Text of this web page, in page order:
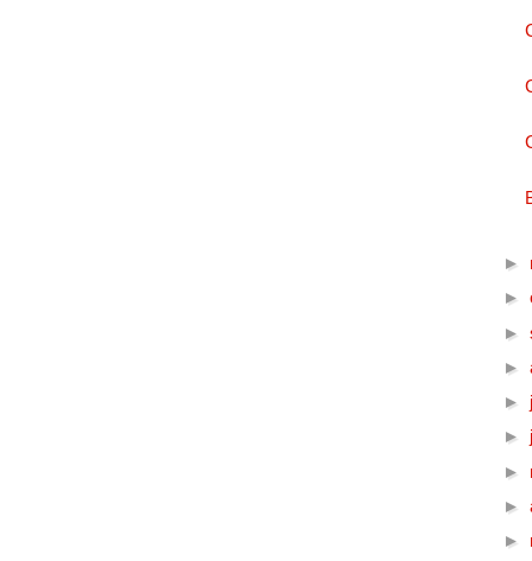
►
►
►
►
►
►
►
►
►